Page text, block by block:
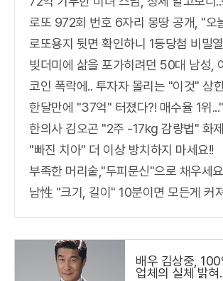
로또용지 뒷면 확인하니 1등당첨 비밀
한의사 김오곤 "2주 -17kg 감량법" 화
"빠진 치아" 더 이상 방치하지 마세요!!
남性 "크기, 길이" 10분이면 모든게 커
배우 김상중,
업체의 실체 밝